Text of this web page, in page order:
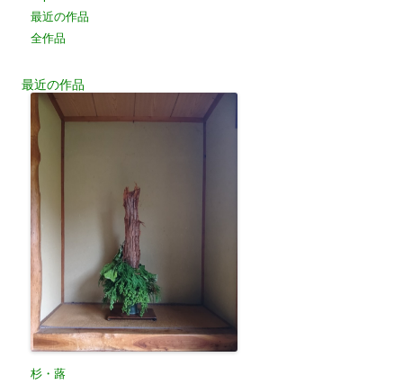
最近の作品
全作品
最近の作品
杉・蕗